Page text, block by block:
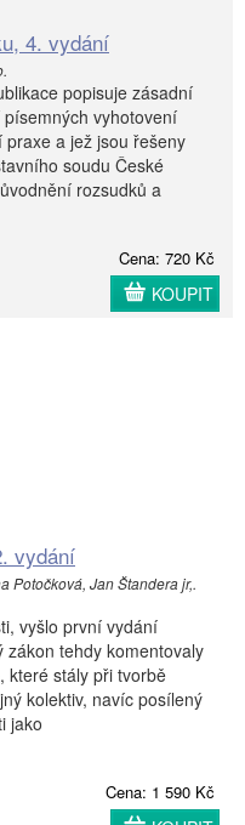
4. vydání
popisuje zásadní
vyhotovení
a jež jsou řešeny
soudu České
rozsudků a
Cena: 720 Kč
KOUPIT
vydání
Potočková, Jan Štandera jr,.
vyšlo první vydání
tehdy komentovaly
které stály při tvorbě
kolektiv, navíc posílený
jako
Cena: 1 590 Kč